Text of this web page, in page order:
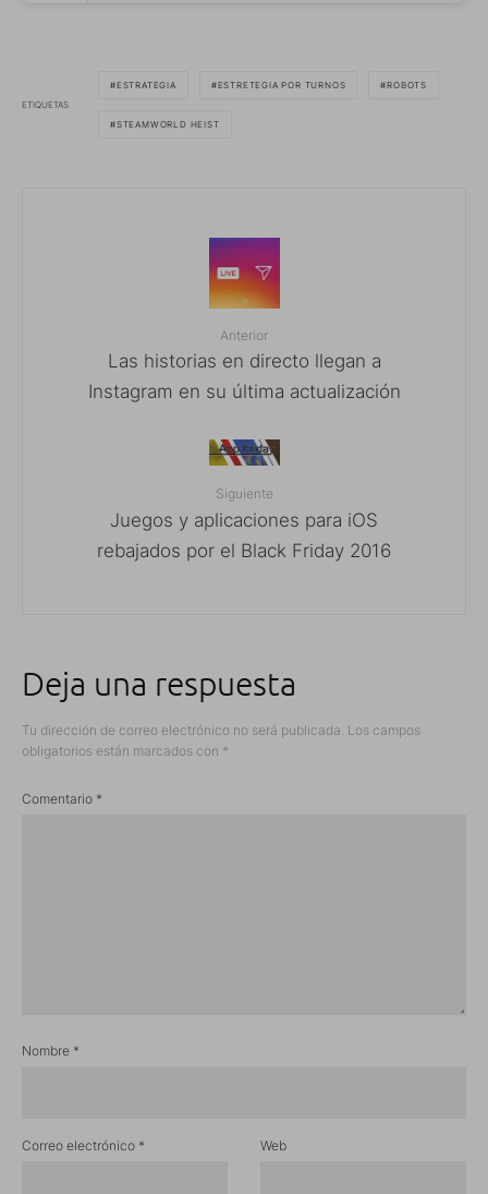
ETIQUETAS
ESTRATEGIA ESTRETEGIA POR TURNOS ROBOTS
STEAMWORLD HEIST
Anterior
Las historias en directo llegan a
Instagram en su última actualización
Siguiente
Juegos y aplicaciones para iOS
rebajados por el Black Friday 2016
Deja una respuesta
Tu dirección de correo electrónico no será publicada. Los campos
obligatorios están marcados con *
Comentario *
Nombre *
Correo electrónico * Web